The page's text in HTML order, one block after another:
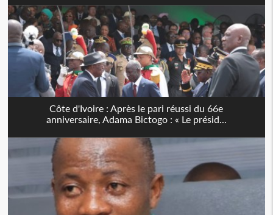
Côte d'Ivoire : Après le pari réussi du 66e
anniversaire, Adama Bictogo : « Le présid...